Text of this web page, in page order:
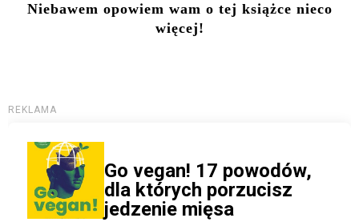
Niebawem opowiem wam o tej książce nieco
więcej!